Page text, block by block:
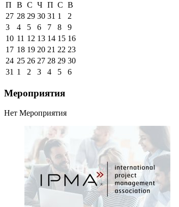
П
В С Ч П С В
27 28 29 30 31 1
2
3
4 5 6 7 8
9
10 11 12 13 14 15 16
17 18 19 20 21 22 23
24 25 26 27 28 29 30
31 1 2 3 4 5 6
Мероприятия
Нет Мероприятия